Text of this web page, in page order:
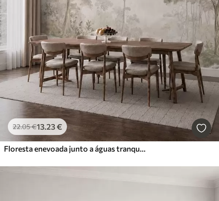
22.05€13 .23€